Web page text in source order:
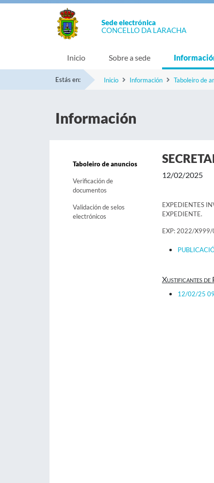
Sede electrónica
CONCELLO DA LARACHA
Inicio Sobre a sede
Estás en: Inicio Información Taboleiro de
Información
Taboleiro de anuncios
Verificación de
documentos
Validación de selos
electrónicos
12/02/2025
EXPEDIENTES
EXPEDIENTE.
EXP: 2022/
Xustificantes de
12/02/25